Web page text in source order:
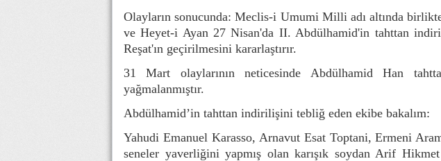
Olayların sonucunda: Meclis-i Umumi Milli adı altında
ve Heyet-i Ayan 27 Nisan'da II. Abdülhamid'in tahttan
Reşat'ın geçirilmesini kararlaştırır.
31 Mart olaylarının neticesinde Abdülhamid Han
yağmalanmıştır.
Abdülhamid’in tahttan indirilişini tebliğ eden ekibe bakalım:
Yahudi Emanuel Karasso, Arnavut Esat Toptani, Ermeni
seneler yaverliğini yapmış olan karışık soydan Arif